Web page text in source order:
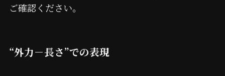
ご確認ください。
“外力－長さ”での表現